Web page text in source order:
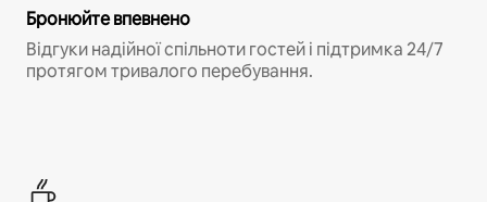
Бронюйте впевнено
Відгуки надійної спільноти гостей і підтримка 24/7
протягом тривалого перебування.